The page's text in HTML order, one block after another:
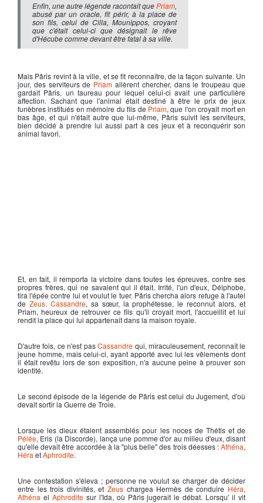
Enfin, une autre légende racontait quePriam,
abusé par un oracle, fit périr, à la place de
son fils, celui de Cilla, Mounippos, croyant
que c'était celui-ci que désignait le rêve
d'Hécube comme devant être fatal à sa ville.
Mais Pâris revint à la ville, et se fit reconnaître, de la façon suivante. Un
jour, des serviteurs de Priam allèrent chercher, dans le troupeau que
gardait Pâris, un taureau pour lequel celui-ci avait une particulière
affection. Sachant que l'animal était destiné à être le prix de jeux
funèbres institués en mémoire du fils de Priam, que l'on croyait mort en
bas âge, et qui n'était autre que lui-même, Pâris suivit les serviteurs,
bien décidé à prendre lui aussi part à ces jeux et à reconquérir son
animal favori.
Et, en fait, il remporta la victoire dans toutes les épreuves, contre ses
propres frères, qui ne savaient qui il était. Irrité, l'un d'eux, Déiphobe,
tira l'épée contre lui et voulut le tuer. Pâris chercha alors refuge à l'autel
de Zeus. Cassandre, sa sœur, la prophétesse, le reconnut alors, et
Priam, heureux de retrouver ce fils qu'il croyait mort, l'accueillit et lui
rendit la place qui lui appartenait dans la maison royale.
D'autre fois, ce n'est pasCassandre qui, miraculeusement, reconnaît le
jeune homme, mais celui-ci, ayant apporté avec lui les vêlements dont
il était revêtu lors de son exposition, n'a aucune peine à prouver son
identité.
Le second épisode de la légende de Pâris est celui du Jugement, d'où
devait sortir la Guerre de Troie.
Lorsque les dieux étaient assemblés pour les noces de Thétis et de
Pélée, Eris (la Discorde), lança une pomme d'or au milieu d'eux, disant
qu'elle devait être accordée à la "plus belle" des trois déesses :Athéna,
Héra etAphrodite.
Une contestation s'éleva ; personne ne voulut se charger de décider
entre les trois divinités, et Zeus chargea Hermès de conduire Héra,
Athéna el Aphroditesur l'Ida, où Pâris jugerait le débat. Lorsqu' il vit